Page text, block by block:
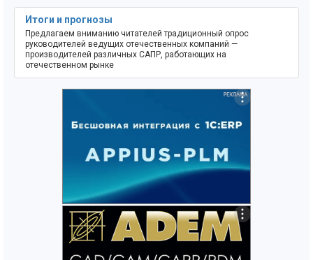
Итоги и прогнозы
Предлагаем вниманию читателей традиционный опрос
руководителей ведущих отечественных компаний —
производителей различных САПР, работающих на
отечественном рынке